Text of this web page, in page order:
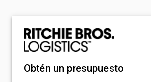
Obtén un presupuesto